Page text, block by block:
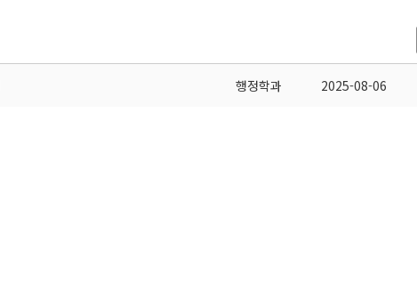
행정학과 2025-08-06